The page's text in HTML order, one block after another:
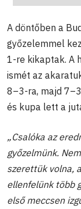
A döntőben a
győzelemmel
1-re kikaptak. A
ismét az
8–3-ra, majd
és kupa lett a
„Csalóka az
győzelmünk.
szerettük volna,
ellenfelünk több
első meccsen